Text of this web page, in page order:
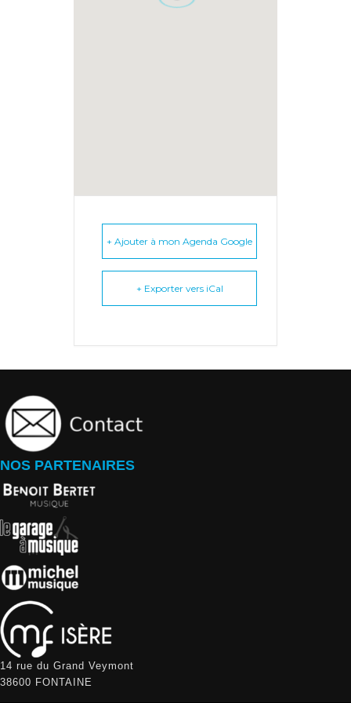
+ Ajouter à mon Agenda Google
+ Exporter vers iCal
NOS PARTENAIRES
14 rue du Grand Veymont
38600 FONTAINE